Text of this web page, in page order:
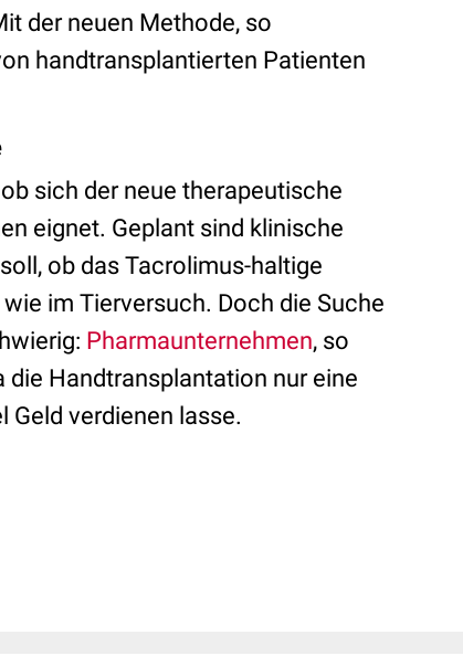
der neuen Methode, so
handtransplantierten Patienten
sich der neue therapeutische
eignet. Geplant sind klinische
ob das Tacrolimus-haltige
im Tierversuch. Doch die Suche
Pharmaunternehmen, so
die Handtransplantation nur eine
verdienen lasse.